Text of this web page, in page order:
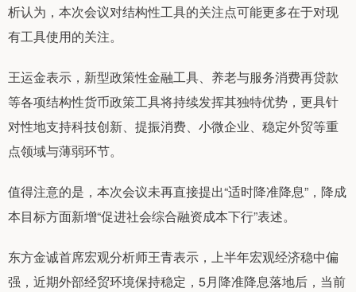
析认为，本次会议对结构性工具的关注点可能更多在于对现
有工具使用的关注。
王运金表示，新型政策性金融工具、养老与服务消费再贷款
等各项结构性货币政策工具将持续发挥其独特优势，更具针
对性地支持科技创新、提振消费、小微企业、稳定外贸等重
点领域与薄弱环节。
值得注意的是，本次会议未再直接提出“适时降准降息”，降成
本目标方面新增“促进社会综合融资成本下行”表述。
东方金诚首席宏观分析师王青表示，上半年宏观经济稳中偏
强，近期外部经贸环境保持稳定，5月降准降息落地后，当前